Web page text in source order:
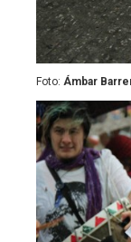
Foto: Ámbar